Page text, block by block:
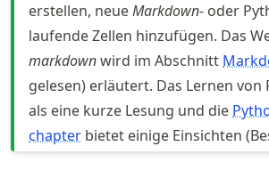
erstellen, neueMarkdown- oder
laufende Zellen hinzufügen. Das
markdownwird im Abschnitt
gelesen) erläutert. Das Lernen
als eine kurze Lesung und die
chapter bietet einige Einsichten